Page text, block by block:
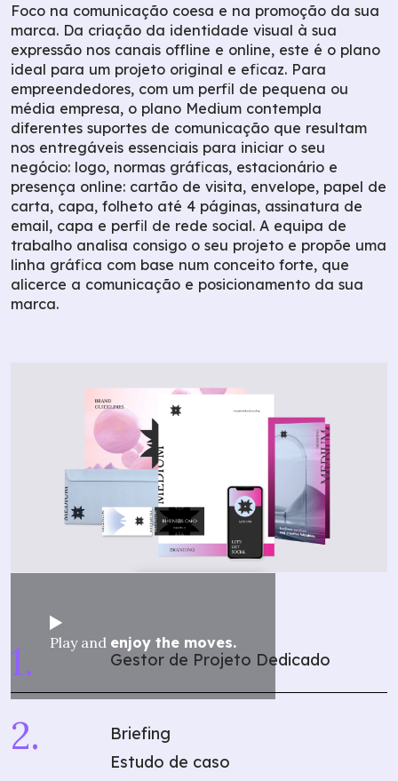
Foco na comunicação coesa e na promoção da sua
marca. Da criação da identidade visual à sua
expressão nos canais offline e online, este é o plano
ideal para um projeto original e eficaz. Para
empreendedores, com um perfil de pequena ou
média empresa, o plano Medium contempla
diferentes suportes de comunicação que resultam
nos entregáveis essenciais para iniciar o seu
negócio: logo, normas gráficas, estacionário e
presença online: cartão de visita, envelope, papel de
carta, capa, folheto até 4 páginas, assinatura de
email, capa e perfil de rede social. A equipa de
trabalho analisa consigo o seu projeto e propõe uma
linha gráfica com base num conceito forte, que
alicerce a comunicação e posicionamento da sua
marca.
Play and enjoy the moves.
Gestor de Projeto Dedicado
Briefing
Estudo de caso